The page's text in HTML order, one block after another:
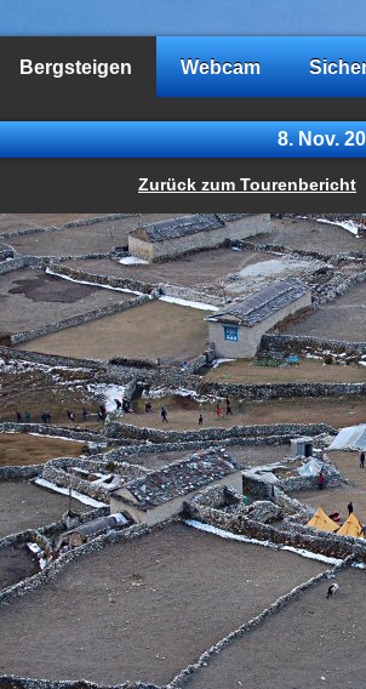
Bergsteigen Webcam
8. Nov.
Zurück zum Tourenbericht